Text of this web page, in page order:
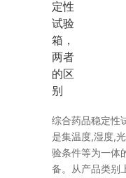
定性
试验
箱，
两者
的区
别
综合药品稳定性
是集温度,湿度,
验条件等为一体
备。从产品类别